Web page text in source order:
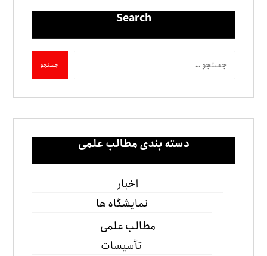
Search
دسته بندی مطالب علمی
اخبار
نمایشگاه ها
مطالب علمی
تأسیسات